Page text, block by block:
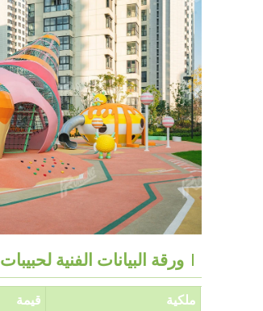
ورقة البيانات الفنية لحبيبات EPDM
ملكية قيمة